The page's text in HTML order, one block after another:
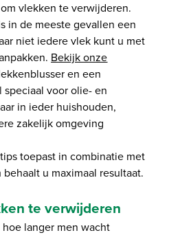
vlekken te verwijderen.
in de meeste gevallen een
niet iedere vlek kunt u met
Bekijk onze
en een
voor olie- en
in ieder huishouden,
zakelijk omgeving
toepast in combinatie met
u maximaal resultaat.
te verwijderen
langer men wacht